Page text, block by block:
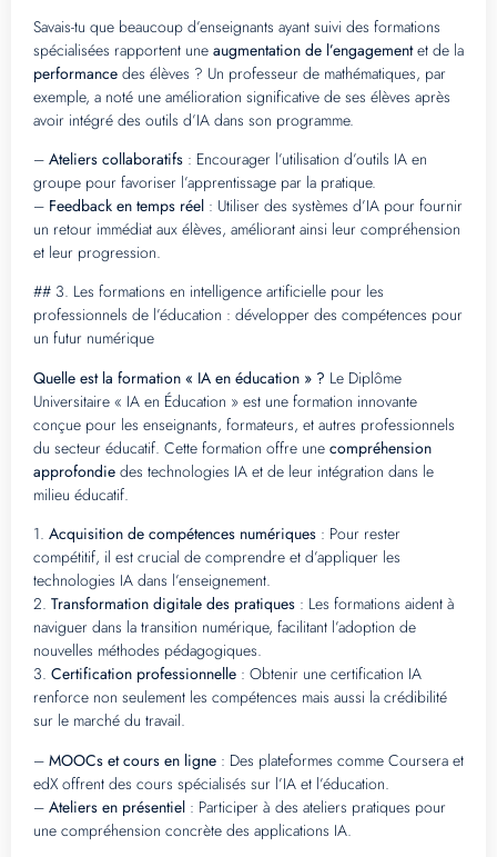
Savais-tu que beaucoup d’enseignants ayant suivi des formations
spécialisées rapportent une augmentation de l’engagementet de la
performance des élèves ? Un professeur de mathématiques, par
exemple, a noté une amélioration significative de ses élèves après
avoir intégré des outils d’IA dans son programme.
– Ateliers collaboratifs : Encourager l’utilisation d’outils IA en
groupe pour favoriser l’apprentissage par la pratique.
– Feedback en temps réel : Utiliser des systèmes d’IA pour fournir
un retour immédiat aux élèves, améliorant ainsi leur compréhension
et leur progression.
## 3. Les formations en intelligence artificielle pour les
professionnels de l’éducation : développer des compétences pour
un futur numérique
Quelle est la formation « IA en éducation » ? Le Diplôme
Universitaire « IA en Éducation » est une formation innovante
conçue pour les enseignants, formateurs, et autres professionnels
du secteur éducatif. Cette formation offre une compréhension
approfondie des technologies IA et de leur intégration dans le
milieu éducatif.
1. Acquisition de compétences numériques : Pour rester
compétitif, il est crucial de comprendre et d’appliquer les
technologies IA dans l’enseignement.
2. Transformation digitale des pratiques : Les formations aident à
naviguer dans la transition numérique, facilitant l’adoption de
nouvelles méthodes pédagogiques.
3. Certification professionnelle : Obtenir une certification IA
renforce non seulement les compétences mais aussi la crédibilité
sur le marché du travail.
– MOOCs et cours en ligne : Des plateformes comme Coursera et
edX offrent des cours spécialisés sur l’IA et l’éducation.
– Ateliers en présentiel : Participer à des ateliers pratiques pour
une compréhension concrète des applications IA.